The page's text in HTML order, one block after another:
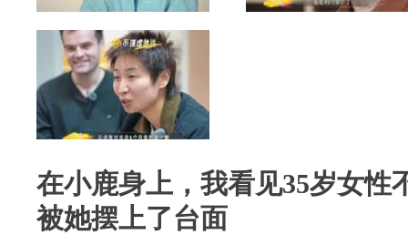
在小鹿身上，我看见35岁女性
被她摆上了台面